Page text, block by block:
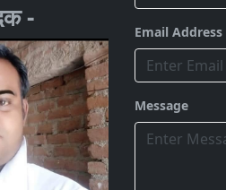
- Email Address
Message